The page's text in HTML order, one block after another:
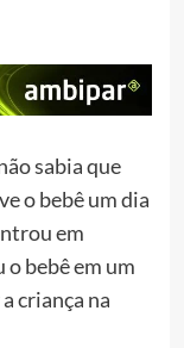
sabia que
o bebê um dia
em
o bebê em um
criança na